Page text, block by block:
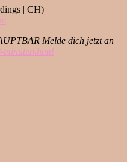
| CH)
Melde dich jetzt an
minuten.html